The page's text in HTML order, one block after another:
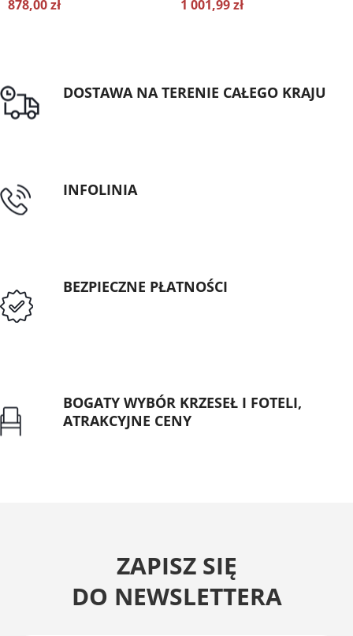
878,00 zł 1 001,99 zł
DOSTAWA NA TERENIE CAŁEGO KRAJU
INFOLINIA
BEZPIECZNE PŁATNOŚCI
BOGATY WYBÓR KRZESEŁ I FOTELI,
ATRAKCYJNE CENY
ZAPISZ SIĘ
DO NEWSLETTERA